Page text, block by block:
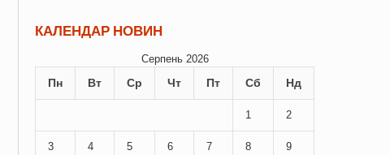
КАЛЕНДАР НОВИН
Серпень 2026
Пн Вт Ср Чт Пт Сб Нд
1 2
3 4 5 6 7 8 9